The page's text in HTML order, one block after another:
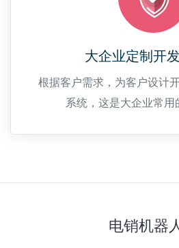
大企业定制开
根据客户需求，为客户设计
系统，这是大企业常用
电销机器